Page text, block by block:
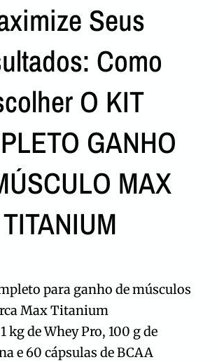
Seus
Como
O KIT
GANHO
MAX
TITANIUM
para ganho de músculos
Max Titanium
kg de Whey Pro, 100 g de
e 60 cápsulas de BCAA